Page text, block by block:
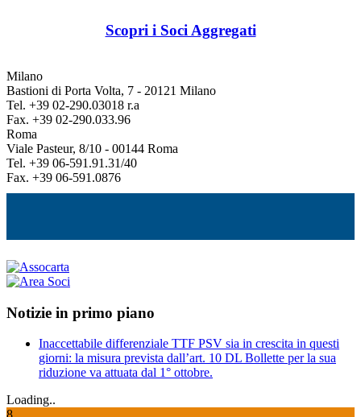
Scopri i Soci Aggregati
Milano
Bastioni di Porta Volta, 7 - 20121 Milano
Tel. +39 02-290.03018 r.a
Fax. +39 02-290.033.96
Roma
Viale Pasteur, 8/10 - 00144 Roma
Tel. +39 06-591.91.31/40
Fax. +39 06-591.0876
Notizie in primo piano
Inaccettabile differenziale TTF PSV sia in crescita in questi
giorni: la misura prevista dall’art. 10 DL Bollette per la sua
riduzione va attuata dal 1° ottobre.
Loading..